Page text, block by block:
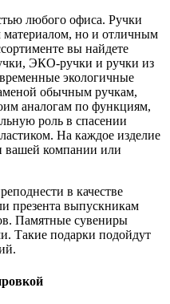
любого офиса. Ручки
материалом, но и отличным
вы найдете
ЭКО-ручки и ручки из
экологичные
обычным ручкам,
аналогам по функциям,
роль в спасении
На каждое изделие
вашей компании или
в качестве
презента выпускникам
Памятные сувениры
Такие подарки подойдут